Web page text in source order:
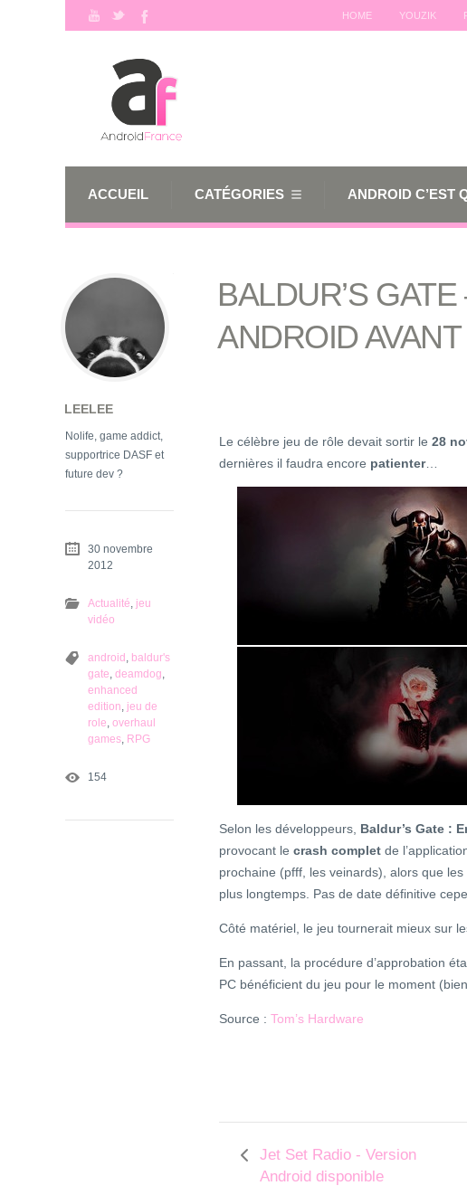
HOME YOUZIK
ACCUEIL CATÉGORIES ANDROID C’EST
BALDUR’S
ANDROID
Le célèbre jeu de rôle devait sortir le 28
dernières il faudra encore patienter…
Selon les développeurs, Baldur’s Gate :
provocant le crash complet de
prochaine (pfff, les veinards), alors que
plus longtemps. Pas de date définitive
Côté matériel, le jeu tournerait mieux sur
En passant, la procédure d’approbation
PC bénéficient du jeu pour le moment
Source : Tom’s Hardware
Jet Set Radio - Version
Android disponible
LEELEE
Nolife, game addict,
supportrice DASF et
future dev ?
30 novembre
2012
Actualité jeu
vidéo
android baldur's
gate deamdog
enhanced
edition jeu de
role overhaul
games RPG
154